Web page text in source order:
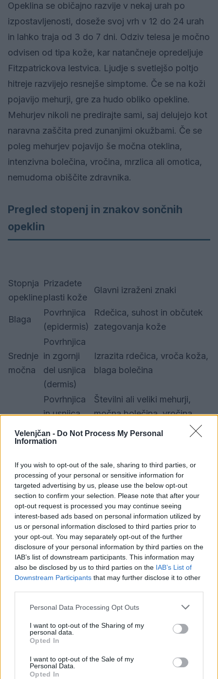
Velenjčan - Do Not Process My Personal
Information
If you wish to opt-out of the sale, sharing to third parties, or
processing of your personal or sensitive information for
targeted advertising by us, please use the below opt-out
section to confirm your selection. Please note that after your
opt-out request is processed you may continue seeing
interest-based ads based on personal information utilized by
us or personal information disclosed to third parties prior to
your opt-out. You may separately opt-out of the further
disclosure of your personal information by third parties on the
IAB’s list of downstream participants. This information may
also be disclosed by us to third parties on the IAB’s List of
Downstream Participants that may further disclose it to other
Personal Data Processing Opt Outs
I want to opt-out of the Sharing of my
personal data.
Opted In
I want to opt-out of the Sale of my
Personal Data.
Opted In
Opeklina se običajno razvije v nekaj urah po
izpostavljenosti, doseže svoj vrh v 12 do 24 urah
in lahko traja od 3 do 7 dni. Odziv telesa je močno
odvisen od tipa kože, kar natančneje opredeljuje
Fitzpatrickova lestvica. Ljudje s svetlejšo poltjo
hitreje razvijejo resnejše simptome. Če se na koži
pojavijo mehurji, gre za hudo obliko opekline.
Mehurjev nikoli ne predirajte sami, saj delujejo kot
naravna zaščita pred zunanjimi okužbami. Če se
poleg mehurjev pojavijo še močna oteklina,
intenzivna bolečina, vročina, mrzlica ali omotica,
nemudoma obiščite zdravnika.
Pregled stopenj in znakov sončnih
opeklin
Stopnja
opekline
Prizadete
plasti kože
Glavni izraženi znaki
Blaga
Povrhnjica
(epidermis)
Rdečica, suhost in občutek
zategovanja kože
Srednje
močna
Povrhnjica
in zgornji
del usnjica
(dermis)
Izrazita rdečica, vroča koža,
blaga bolečina
Huda
Povrhnjica
in usnjica
(obsežna
opeklina II.
Številni ali veliki mehurji,
močna bolečina, vročina,
mrzlica, omotica ali znaki
Delovanje UV-žarkov
Skozi Zemljino atmosfero prehajata dve glavni